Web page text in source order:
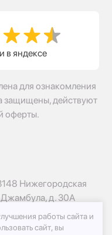
в яндексе
для ознакомления
защищены, действуют
оферты.
Нижегородская
Джамбула, д. 30А
работы сайта и
сайт, вы